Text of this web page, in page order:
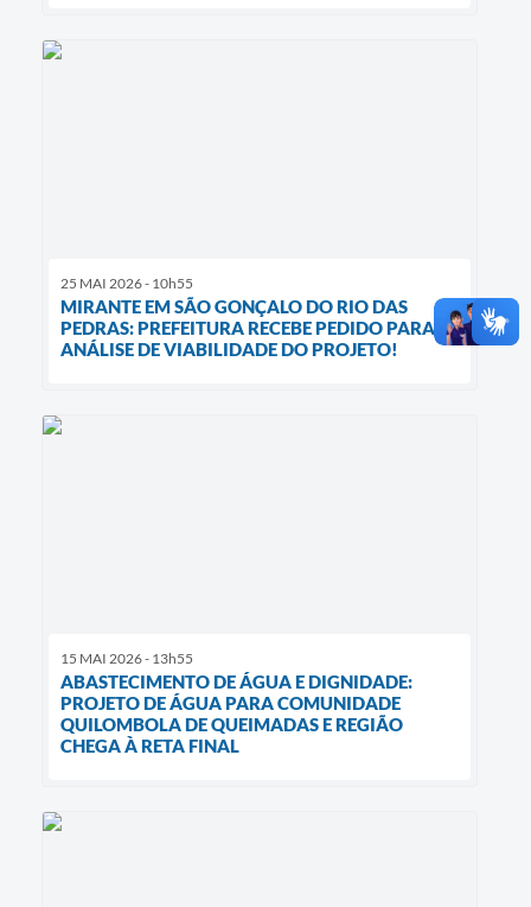
25 MAI 2026 - 10h55
MIRANTE EM SÃO GONÇALO DO RIO DAS
PEDRAS: PREFEITURA RECEBE PEDIDO PARA
ANÁLISE DE VIABILIDADE DO PROJETO!
15 MAI 2026 - 13h55
ABASTECIMENTO DE ÁGUA E DIGNIDADE:
PROJETO DE ÁGUA PARA COMUNIDADE
QUILOMBOLA DE QUEIMADAS E REGIÃO
CHEGA À RETA FINAL